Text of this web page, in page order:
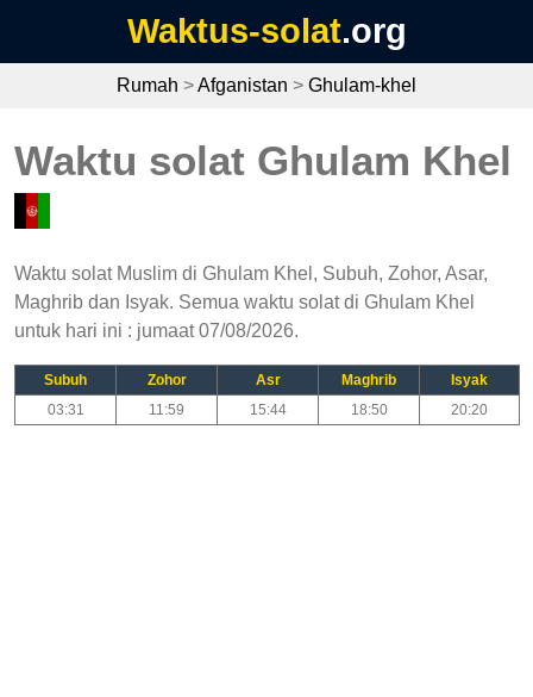
Waktus-solat.org
Rumah >Afganistan > Ghulam-khel
Waktu solat Ghulam Khel
Waktu solat Muslim di Ghulam Khel, Subuh, Zohor, Asar,
Maghrib dan Isyak. Semua waktu solat di Ghulam Khel
untuk hari ini : jumaat 07/08/2026.
Subuh Zohor Asr Maghrib
Isyak
03:31
11:59 15:44 18:50 20:20